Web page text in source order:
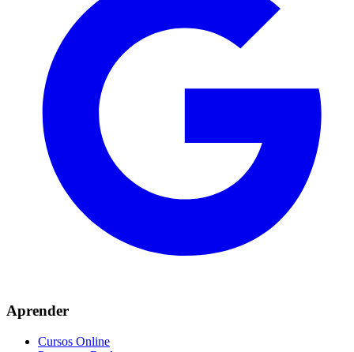
Aprender
Cursos Online